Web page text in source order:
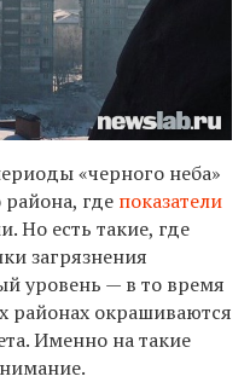
«черного неба»
где показатели
Но есть такие, где
загрязнения
уровень — в то время
районах окрашиваются
Именно на такие